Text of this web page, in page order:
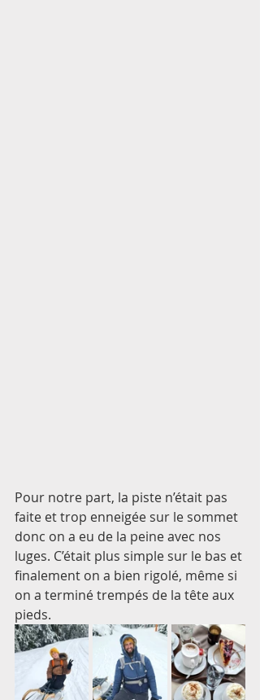
Pour notre part, la piste n’était pas
faite et trop enneigée sur le sommet
donc on a eu de la peine avec nos
luges. C’était plus simple sur le bas et
finalement on a bien rigolé, même si
on a terminé trempés de la tête aux
pieds.